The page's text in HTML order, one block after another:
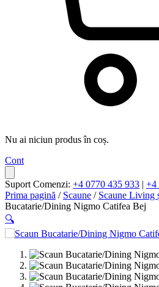
Nu ai niciun produs în coș.
Cont
Suport Comenzi: +4 0770 435 933 | +4
Prima pagină / Scaune / Scaune Living
Bucatarie/Dining Nigmo Catifea Bej
🔍